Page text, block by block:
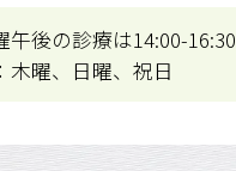
後の診療は14:00-16:30
木曜、日曜、祝日